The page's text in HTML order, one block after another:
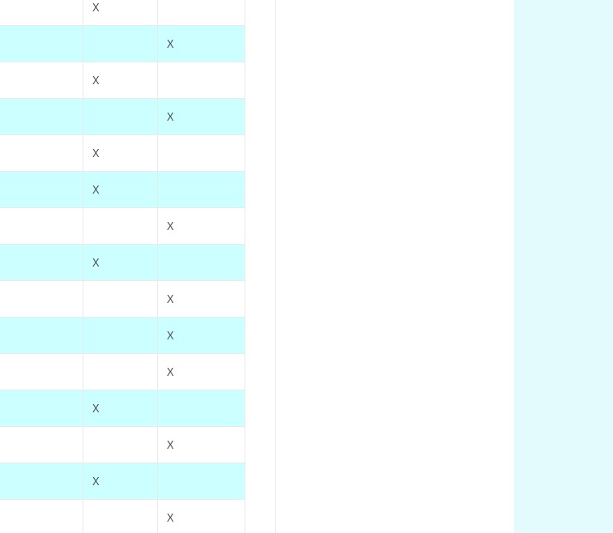
X
X
X
X
X
X
X
X
X
X
X
X
X
X
X